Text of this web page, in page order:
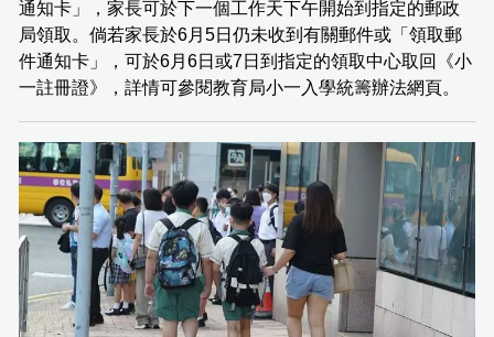
通知卡」，家長可於下一個工作天下午開始到指定的郵政
局領取。倘若家長於6月5日仍未收到有關郵件或「領取郵
件通知卡」，可於6月6日或7日到指定的領取中心取回《小
一註冊證》，詳情可參閱教育局小一入學統籌辦法網頁。